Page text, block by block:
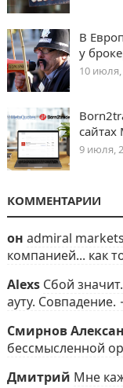
В
у
10 июля,
сайтах
9 июля,
КОММЕНТАРИИ
он admiral
компанией... как
Alexs Сбой
ауту. Совпадение.
Смирнов
бессмысленной
Дмитрий Мне